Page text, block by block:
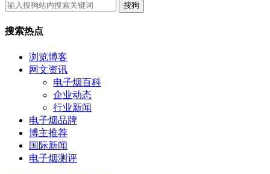
搜狗
搜索热点
浏览博客
网文资讯
电子烟百科
企业动态
行业新闻
电子烟品牌
博主推荐
国际新闻
电子烟测评